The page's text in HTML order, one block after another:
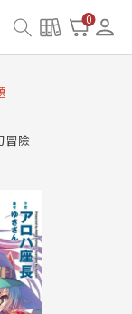
0
與書櫃開通申請
通與資產合併申
書櫃開通申請
冒險